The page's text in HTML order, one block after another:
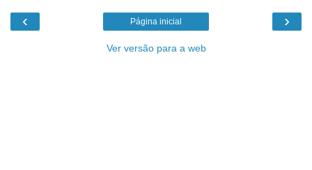
‹ ›
Página inicial
Ver versão para a web